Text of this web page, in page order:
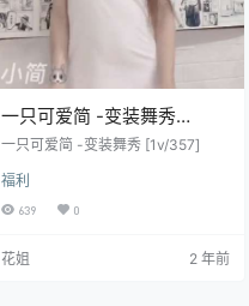
一只可爱简 -变装舞秀
[1v/357]
一只可爱简 -变装舞秀 [1v/357]
福利
639 0
花姐 2 年前